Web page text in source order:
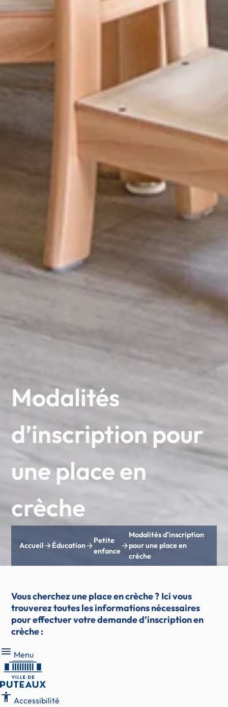
Accueil arrow_forwardÉducationarrow_forward
Petite
enfancearrow_forward
Modalités d’inscription
pour une place en
crèche
Modalités
d’inscription pour
une place en
crèche
Vous cherchez une place en crèche ? Ici vous
trouverez toutes les informations nécessaires
pour effectuer votre demande d’inscription en
crèche :
Menu Menu
accessibility Accessibilité